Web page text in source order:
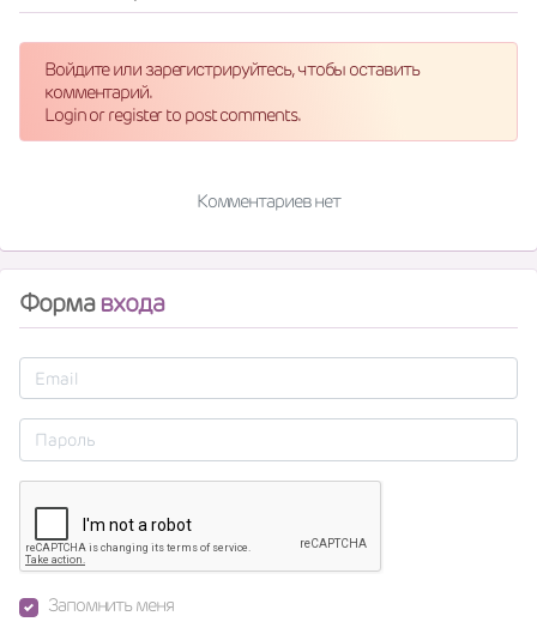
Войдите или зарегистрируйтесь, чтобы оставить
комментарий.
Login or register to post comments.
Комментариев нет
Формавхода
Запомнить меня